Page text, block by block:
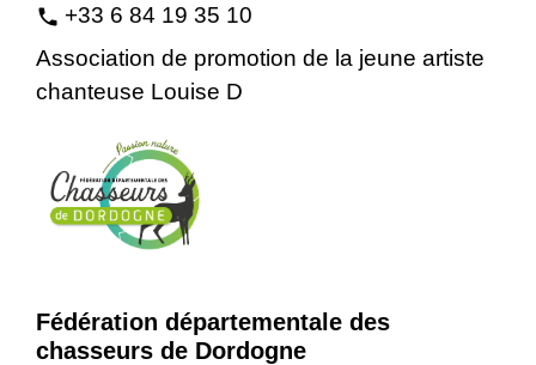
phone +33 6 84 19 35 10
Association de promotion de la jeune artiste
chanteuse Louise D
Fédération départementale des
chasseurs de Dordogne